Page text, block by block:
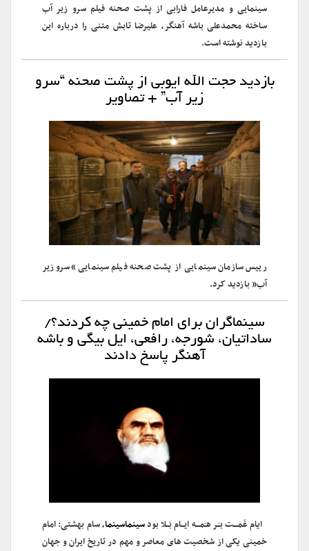
سینمایی و مدیرعامل فارابی از پشت صحنه فیلم سرو زیر آب
ساخته محمدعلی باشه آهنگر، علیرضا تابش متنی را درباره این
بازدید نوشته است.
بازدید حجت الله ایوبی از پشت صحنه “سرو
زیر آب” + تصاویر
رییس سازمان سینمایی از پشت صحنه فیلم سینمایی “سرو زیر
آب” بازدید کرد.
سینماگران برای امام خمینی چه کردند؟/
ساداتیان، شورجه، رافعی، ایل بیگی و باشه
آهنگر پاسخ دادند
ایام غَمـــت بـَـر هـَمـــه ایــام بَــلا بودسینماسینما، سام بهشتی: امام
خمینی یکی از شخصیت های معاصر و مهم در تاریخ ایران و جهان